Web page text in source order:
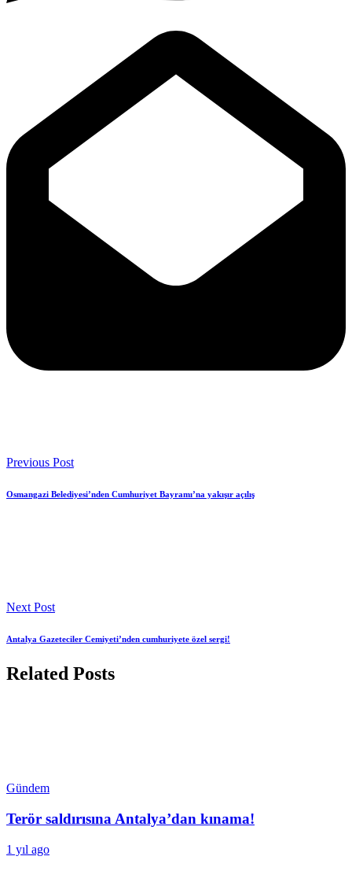
Previous Post
Osmangazi Belediyesi’nden Cumhuriyet Bayramı’na yakışır açılış
Next Post
Antalya Gazeteciler Cemiyeti’nden cumhuriyete özel sergi!
Related Posts
Gündem
Terör saldırısına Antalya’dan kınama!
1 yıl ago